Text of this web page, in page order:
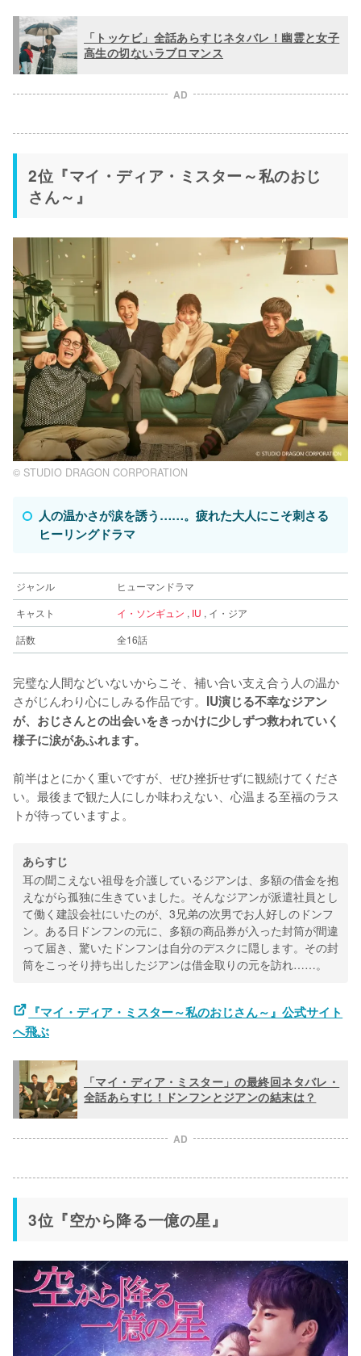
「トッケビ」全話あらすじネタバレ！幽霊と女子
高生の切ないラブロマンス
AD
2位『マイ・ディア・ミスター～私のおじ
さん～』
© STUDIO DRAGON CORPORATION
人の温かさが涙を誘う……。疲れた大人にこそ刺さる
ヒーリングドラマ
ジャンル
ヒューマンドラマ
キャスト
イ・ソンギュン , IU , イ・ジア
話数
全16話
完璧な人間などいないからこそ、補い合い支え合う人の温か
さがじんわり心にしみる作品です。 IU演じる不幸なジアン
が、おじさんとの出会いをきっかけに少しずつ救われていく
様子に涙があふれます。
前半はとにかく重いですが、ぜひ挫折せずに観続けてくださ
い。最後まで観た人にしか味わえない、心温まる至福のラス
トが待っていますよ。
あらすじ
耳の聞こえない祖母を介護しているジアンは、多額の借金を抱
えながら孤独に生きていました。そんなジアンが派遣社員とし
て働く建設会社にいたのが、3兄弟の次男でお人好しのドンフ
ン。ある日ドンフンの元に、多額の商品券が入った封筒が間違
って届き、驚いたドンフンは自分のデスクに隠します。その封
筒をこっそり持ち出したジアンは借金取りの元を訪れ……。
『マイ・ディア・ミスター～私のおじさん～』公式サイト
へ飛ぶ
「マイ・ディア・ミスター」の最終回ネタバレ・
全話あらすじ！ドンフンとジアンの結末は？
AD
3位『空から降る一億の星』